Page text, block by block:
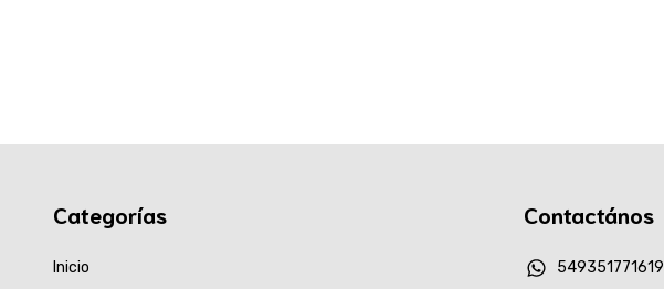
Categorías
Inicio
Contactános